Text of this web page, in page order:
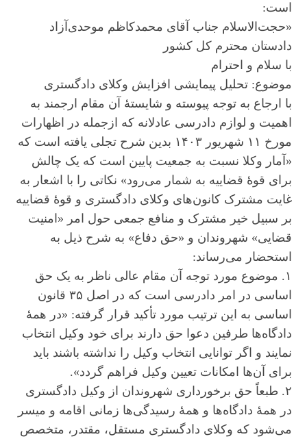
است:
«حجت‌الاسلام‌ جناب آقای محمدکاظم موحدی‌آزاد
دادستان محترم کل کشور
با سلام و احترام
موضوع: تحلیل پیمایشی افزایش وکلای دادگستری
با ارجاع به توجه پیوسته و شایستۀ آن مقام ارجمند به
اهمیت و لوازم دادرسی عادلانه که ازجمله در اظهارات
مورخ ۱۱ شهریور ۱۴۰۳ بدین شرح تجلی یافته است که
«آمار وکلا نسبت به جمعیت پایین است که یک چالش
برای قوۀ قضاییه به شمار می‌رود» نکاتی را با اشعار به
غایت مشترک کانون‌های وکلای دادگستری و قوۀ قضاییه
بر سبیل خیر مشترک و منافع جمعی حول امر «امنیت
قضایی» شهروندان و «حق دفاع» به شرح ذیل به
استحضار می‌رساند:
۱. موضوع مورد توجه آن مقام عالی ناظر به یک حق
اساسی در امر دادرسی است که در اصل ۳۵ قانون
اساسی به این ترتیب مورد تأکید قرار گرفته: «در همۀ
دادگاه‌ها طرفین دعوا حق دارند برای خود وکیل انتخاب
نمایند و اگر توانایی انتخاب وکیل را نداشته باشند باید
برای آن‌ها امکانات تعیین وکیل فراهم گردد».
۲. طبعاً حق برخورداری شهروندان از وکیل دادگستری
در همۀ دادگاه‌ها و همۀ رسیدگی‌ها زمانی اقامه و میسر
می‌شود که وکلای دادگستری مستقل، مقتدر، متخصص